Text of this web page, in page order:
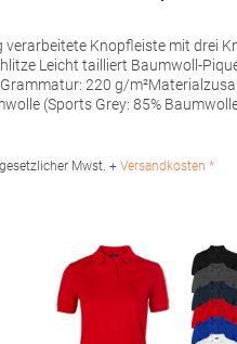
verarbeitete Knopfleiste mit drei
Piqué Gekämmte
220 g/
(Sports Grey: 85%
Herst.-Nr.:
Am Gatherhof 57 40472 Düsseldorf
Mwst. + Versandkosten *